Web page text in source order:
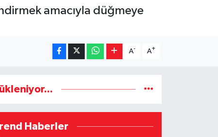
amacıyla düğmeye
A- A+
Haberler